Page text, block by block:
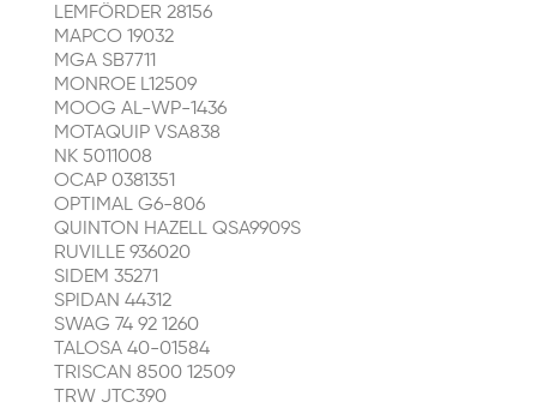
LEMFÖRDER 28156
MAPCO 19032
MGA SB7711
MONROE L12509
MOOG AL-WP-1436
MOTAQUIP VSA838
NK 5011008
OCAP 0381351
OPTIMAL G6-806
QUINTON HAZELL QSA9909S
RUVILLE 936020
SIDEM 35271
SPIDAN 44312
SWAG 74 92 1260
TALOSA 40-01584
TRISCAN 8500 12509
TRW JTC390